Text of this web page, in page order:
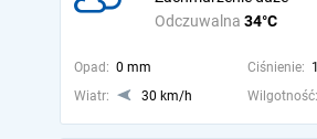
Odczuwalna 34°C
Opad: 0 mm Ciśnienie:
Wiatr:
30 km/h Wilgotność: